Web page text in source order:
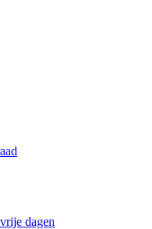
dagen